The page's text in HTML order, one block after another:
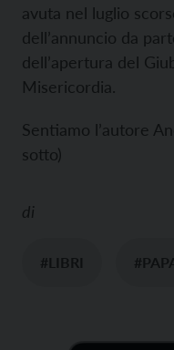
avuta nel luglio
dell’annuncio da
dell’apertura del
Misericordia.
Sentiamo l’autore
sotto)
di
#LIBRI